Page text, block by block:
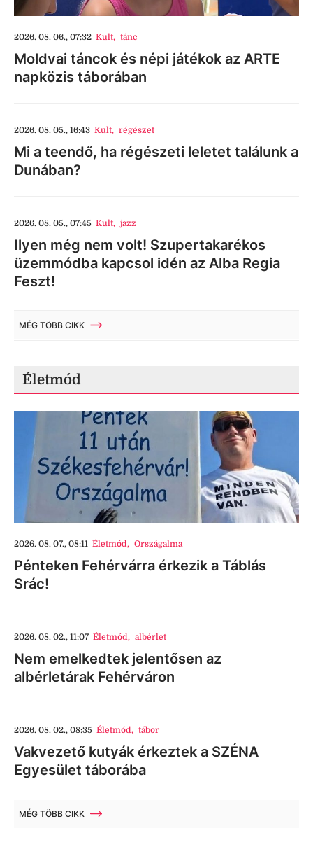
2026. 08. 06., 07:32 Kult, tánc
Moldvai táncok és népi játékok az ARTE
napközis táborában
2026. 08. 05., 16:43 Kult, régészet
Mi a teendő, ha régészeti leletet találunk a
Dunában?
2026. 08. 05., 07:45 Kult, jazz
Ilyen még nem volt! Szupertakarékos
üzemmódba kapcsol idén az Alba Regia
Feszt!
MÉG TÖBB CIKK
Életmód
2026. 08. 07., 08:11 Életmód, Országalma
Pénteken Fehérvárra érkezik a Táblás
Srác!
2026. 08. 02., 11:07 Életmód, albérlet
Nem emelkedtek jelentősen az
albérletárak Fehérváron
2026. 08. 02., 08:35 Életmód, tábor
Vakvezető kutyák érkeztek a SZÉNA
Egyesület táborába
MÉG TÖBB CIKK